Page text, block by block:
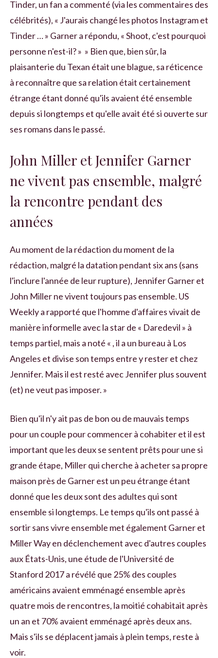
Tinder, un fan a commenté (via les commentaires des
célébrités), « J'aurais changé les photos Instagram et
Tinder … » Garner a répondu, « Shoot, c'est pourquoi
personne n'est-il? » » Bien que, bien sûr, la
plaisanterie du Texan était une blague, sa réticence
à reconnaître que sa relation était certainement
étrange étant donné qu'ils avaient été ensemble
depuis si longtemps et qu'elle avait été si ouverte sur
ses romans dans le passé.
John Miller et Jennifer Garner
ne vivent pas ensemble, malgré
la rencontre pendant des
années
Au moment de la rédaction du moment de la
rédaction, malgré la datation pendant six ans (sans
l'inclure l'année de leur rupture), Jennifer Garner et
John Miller ne vivent toujours pas ensemble. US
Weekly a rapporté que l'homme d'affaires vivait de
manière informelle avec la star de « Daredevil » à
temps partiel, mais a noté « , il a un bureau à Los
Angeles et divise son temps entre y rester et chez
Jennifer. Mais il est resté avec Jennifer plus souvent
(et) ne veut pas imposer. »
Bien qu'il n'y ait pas de bon ou de mauvais temps
pour un couple pour commencer à cohabiter et il est
important que les deux se sentent prêts pour une si
grande étape, Miller qui cherche à acheter sa propre
maison près de Garner est un peu étrange étant
donné que les deux sont des adultes qui sont
ensemble si longtemps. Le temps qu'ils ont passé à
sortir sans vivre ensemble met également Garner et
Miller Way en déclenchement avec d'autres couples
aux États-Unis, une étude de l'Université de
Stanford 2017 a révélé que 25% des couples
américains avaient emménagé ensemble après
quatre mois de rencontres, la moitié cohabitait après
un an et 70% avaient emménagé après deux ans.
Mais s'ils se déplacent jamais à plein temps, reste à
voir.